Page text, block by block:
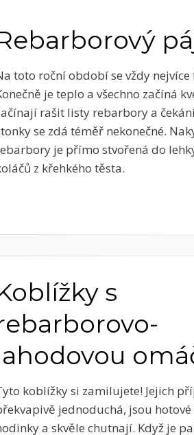
toto roční období se vždy nejvíce
je teplo a všechno začíná
rašit listy rebarbory a
se zdá téměř nekonečné.
je přímo stvořená do
z křehkého těsta.
s
koblížky si zamilujete! Jejich
jednoduchá, jsou hotové
a skvěle chutnají. Když je